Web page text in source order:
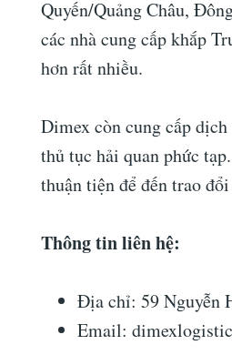
Quyến/Quảng Châu,
các nhà cung cấp khắp
hơn rất nhiều.
Dimex còn cung cấp
thủ tục hải quan phức
thuận tiện để đến trao
Thông tin liên hệ:
Địa chỉ: 59 Nguyễn
Email: